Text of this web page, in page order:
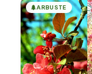
🌲ARBUSTE